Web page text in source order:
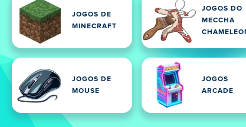
JOGOS DE
MINECRAFT
JOGOS DO
MECCHA
JOGOS DE
MOUSE
JOGOS
ARCADE